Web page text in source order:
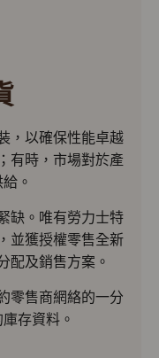
，以確保性能卓越
有時，市場對於產
。
缺。唯有勞力士特
並獲授權零售全新
配及銷售方案。
零售商網絡的一分
存資料。